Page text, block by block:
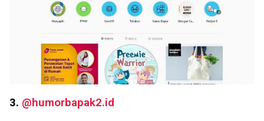
3. @humorbapak2.id